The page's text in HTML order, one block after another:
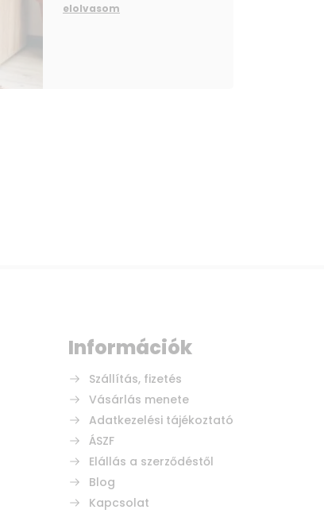
elolvasom
Információk
Szállítás, fizetés
Vásárlás menete
Adatkezelési tájékoztató
ÁSZF
Elállás a szerződéstől
Blog
Kapcsolat